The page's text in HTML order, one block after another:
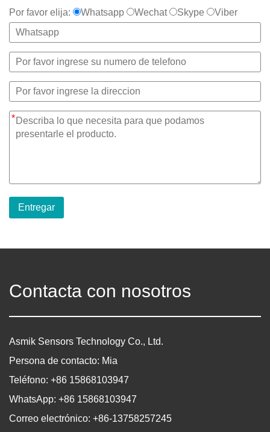
Por favor elija: Whatsapp Wechat Skype Viber
*
Entregar
Contacta con nosotros
Asmik Sensors Technology Co., Ltd.
Persona de contacto: Mia
Teléfono: +86 15868103947
WhatsApp: +86 15868103947
Correo electrónico: +86-13758257245